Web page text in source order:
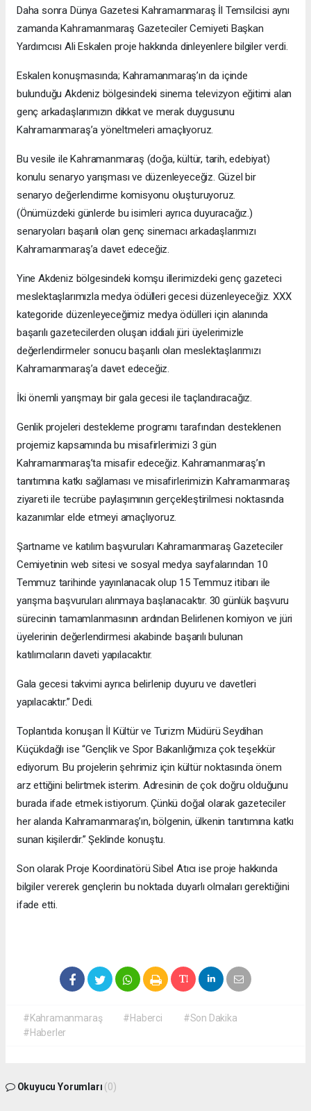
Daha sonra Dünya Gazetesi Kahramanmaraş İl Temsilcisi aynı
zamanda Kahramanmaraş Gazeteciler Cemiyeti Başkan
Yardımcısı Ali Eskalen proje hakkında dinleyenlere bilgiler verdi.
Eskalen konuşmasında; Kahramanmaraş’ın da içinde
bulunduğu Akdeniz bölgesindeki sinema televizyon eğitimi alan
genç arkadaşlarımızın dikkat ve merak duygusunu
Kahramanmaraş’a yöneltmeleri amaçlıyoruz.
Bu vesile ile Kahramanmaraş (doğa, kültür, tarih, edebiyat)
konulu senaryo yarışması ve düzenleyeceğiz. Güzel bir
senaryo değerlendirme komisyonu oluşturuyoruz.
(Önümüzdeki günlerde bu isimleri ayrıca duyuracağız.)
senaryoları başarılı olan genç sinemacı arkadaşlarımızı
Kahramanmaraş’a davet edeceğiz.
Yine Akdeniz bölgesindeki komşu illerimizdeki genç gazeteci
meslektaşlarımızla medya ödülleri gecesi düzenleyeceğiz. XXX
kategoride düzenleyeceğimiz medya ödülleri için alanında
başarılı gazetecilerden oluşan iddialı jüri üyelerimizle
değerlendirmeler sonucu başarılı olan meslektaşlarımızı
Kahramanmaraş’a davet edeceğiz.
İki önemli yarışmayı bir gala gecesi ile taçlandıracağız.
Genlik projeleri destekleme programı tarafından desteklenen
projemiz kapsamında bu misafirlerimizi 3 gün
Kahramanmaraş’ta misafir edeceğiz. Kahramanmaraş’ın
tanıtımına katkı sağlaması ve misafirlerimizin Kahramanmaraş
ziyareti ile tecrübe paylaşımının gerçekleştirilmesi noktasında
kazanımlar elde etmeyi amaçlıyoruz.
Şartname ve katılım başvuruları Kahramanmaraş Gazeteciler
Cemiyetinin web sitesi ve sosyal medya sayfalarından 10
Temmuz tarihinde yayınlanacak olup 15 Temmuz itibarı ile
yarışma başvuruları alınmaya başlanacaktır. 30 günlük başvuru
sürecinin tamamlanmasının ardından Belirlenen komiyon ve jüri
üyelerinin değerlendirmesi akabinde başarılı bulunan
katılımcıların daveti yapılacaktır.
Gala gecesi takvimi ayrıca belirlenip duyuru ve davetleri
yapılacaktır.” Dedi.
Toplantıda konuşan İl Kültür ve Turizm Müdürü Seydihan
Küçükdağlı ise “Gençlik ve Spor Bakanlığımıza çok teşekkür
ediyorum. Bu projelerin şehrimiz için kültür noktasında önem
arz ettiğini belirtmek isterim. Adresinin de çok doğru olduğunu
burada ifade etmek istiyorum. Çünkü doğal olarak gazeteciler
her alanda Kahramanmaraş’ın, bölgenin, ülkenin tanıtımına katkı
sunan kişilerdir.” Şeklinde konuştu.
Son olarak Proje Koordinatörü Sibel Atıcı ise proje hakkında
bilgiler vererek gençlerin bu noktada duyarlı olmaları gerektiğini
ifade etti.
#Kahramanmaraş #Haberci
#Son Dakika
#Haberler
Okuyucu Yorumları (0)